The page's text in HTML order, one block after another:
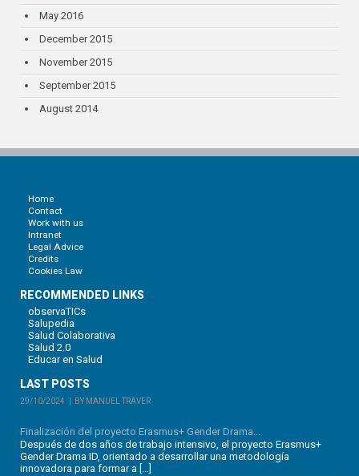
May 2016
December 2015
November 2015
September 2015
August 2014
Home
Contact
Work with us
Intranet
Legal Advice
Credits
Cookies Law
RECOMMENDED LINKS
observaTICs
Salupedia
Salud Colaborativa
Salud 2.0
Educar en Salud
LAST POSTS
29/10/2024 BY MANUEL TRAVER
Finalización del proyecto Erasmus+ Gender Drama...
Después de dos años de trabajo intensivo, el proyecto Erasmus+
Gender Drama ID, orientado a desarrollar una metodología
innovadora para formar a […]